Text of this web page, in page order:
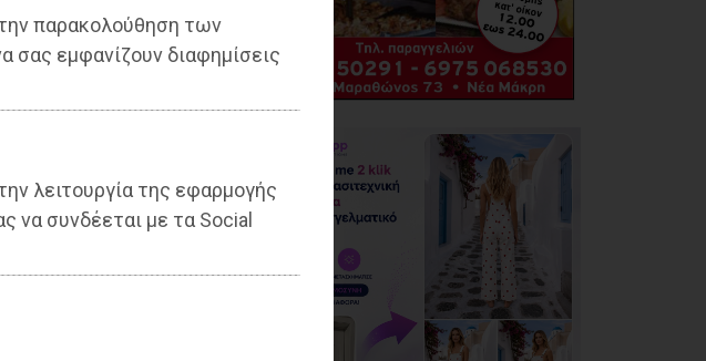
παρακολούθηση των
εμφανίζουν διαφημίσεις
λειτουργία της εφαρμογής
να συνδέεται με τα Social